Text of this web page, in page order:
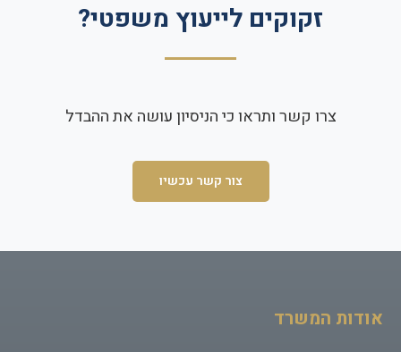
זקוקים לייעוץ משפטי?
צרו קשר ותראו כי הניסיון עושה את ההבדל
צור קשר עכשיו
אודות המשרד